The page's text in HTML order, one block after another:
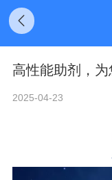
高性能助剂，为
2025-04-23